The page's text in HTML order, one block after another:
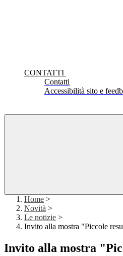
CONTATTI
Contatti
Accessibilità sito e
Home >
Novità >
Le notizie >
Invito alla mostra "Piccole
Invito alla mostra